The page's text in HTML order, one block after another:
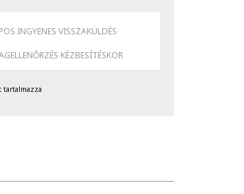
INGYENES VISSZAKÜLDÉS
KÉZBESÍTÉSKOR
tartalmazza